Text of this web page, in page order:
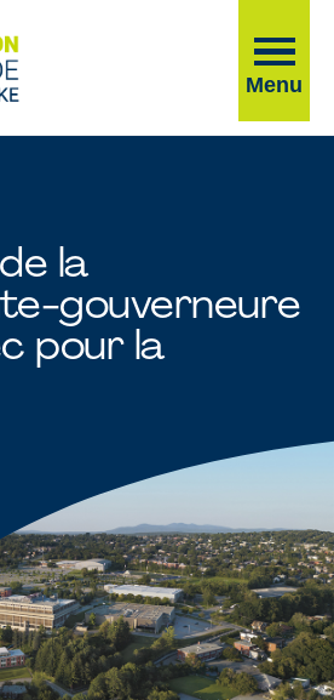
la
Menu
la
gouverneure
pour la